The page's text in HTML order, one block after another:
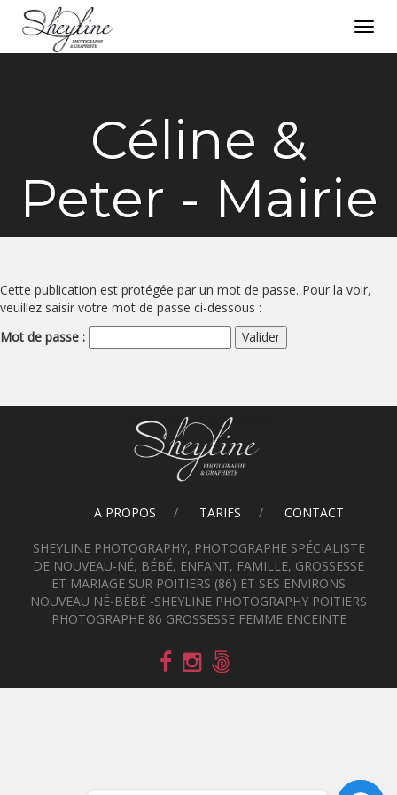
Céline &
Peter - Mairie
Cette publication est protégée par un mot de passe. Pour la voir,
veuillez saisir votre mot de passe ci-dessous :
Mot de passe :
A PROPOS TARIFS CONTACT
SHEYLINE PHOTOGRAPHY, PHOTOGRAPHE SPÉCIALISTE
DE NOUVEAU-NÉ, BÉBÉ, ENFANT, FAMILLE, GROSSESSE
ET MARIAGE SUR POITIERS (86) ET SES ENVIRONS
NOUVEAU NÉ-BÉBÉ -SHEYLINE PHOTOGRAPHY POITIERS
PHOTOGRAPHE 86 GROSSESSE FEMME ENCEINTE